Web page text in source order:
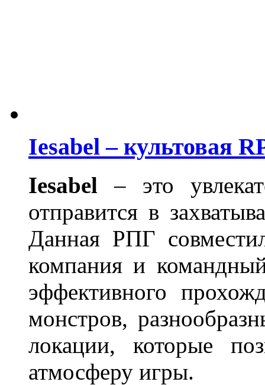
Iesabel – культовая
Iesabel – это
отправится в
Данная РПГ
компания и
эффективного
монстров,
локации, которые
атмосферу игры.